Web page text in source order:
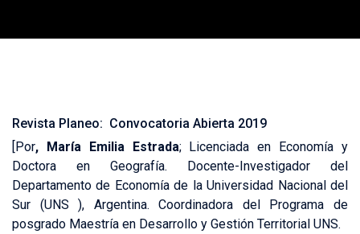
Revista Planeo: Convocatoria Abierta 2019
[Por, María Emilia Estrada; Licenciada en Economía y
Doctora en Geografía. Docente-Investigador del
Departamento de Economía de la Universidad Nacional del
Sur (UNS ), Argentina. Coordinadora del Programa de
posgrado Maestría en Desarrollo y Gestión Territorial UNS.